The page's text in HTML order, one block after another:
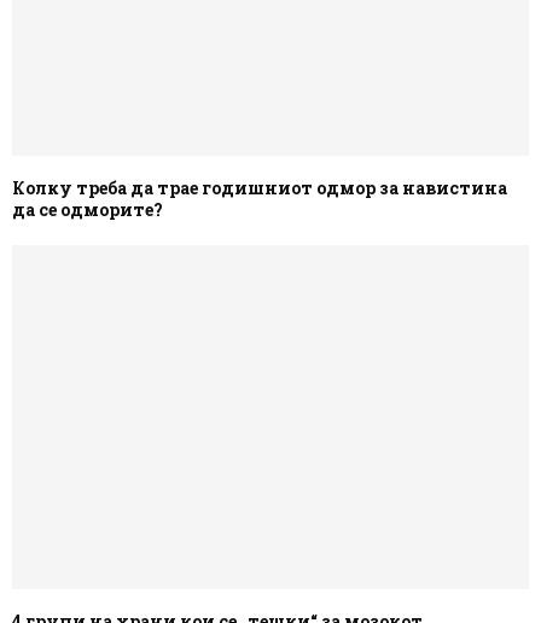
Колку треба да трае годишниот одмор за навистина
да се одморите?